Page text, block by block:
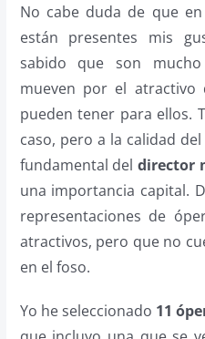
No cabe duda de que
están presentes mis
sabido que son
mueven por el atractivo
pueden tener para ellos.
caso, pero a la calidad
fundamental deldirector
una importancia capital.
representaciones de
atractivos, pero que no
en el foso.
Yo he seleccionado 11